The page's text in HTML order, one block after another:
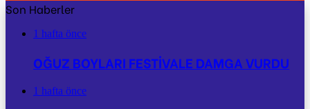
Son Haberler
1 hafta önce
OĞUZ BOYLARI FESTİVALE DAMGA VURDU
1 hafta önce